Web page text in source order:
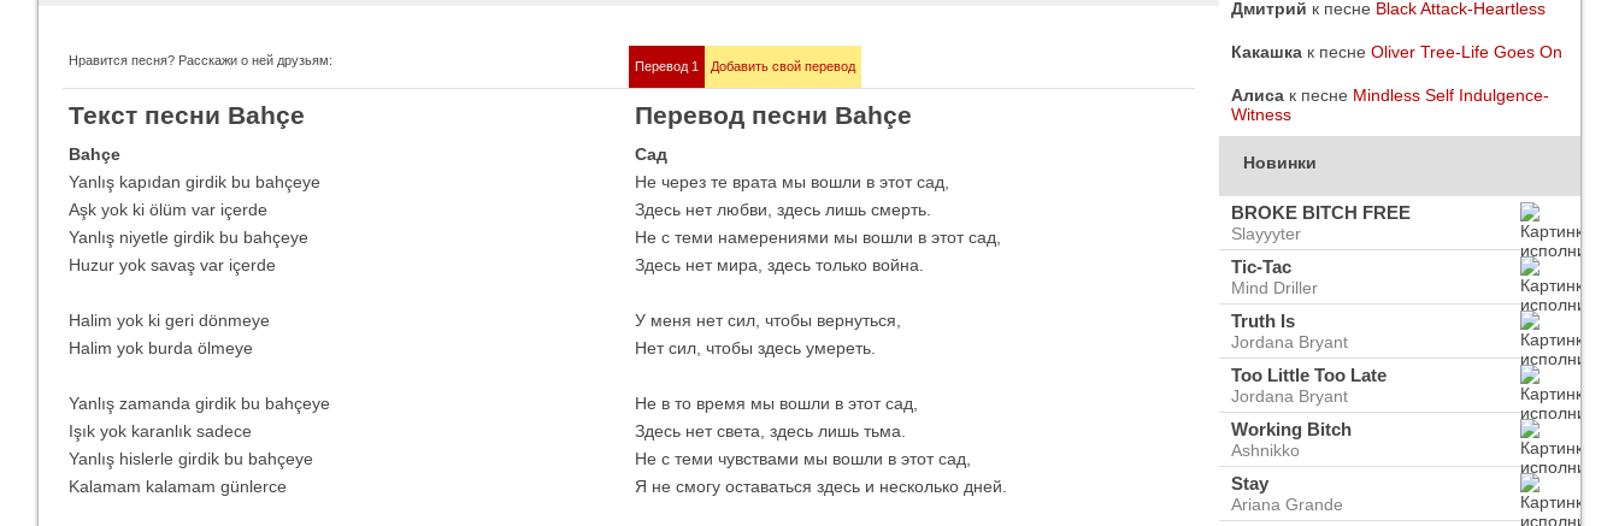
Imagine Dragons
Все песни
Blind Guardian
Все песни
Love me like you do
Нравится песня? Расскажи о ней друзьям:
Текст песни Bahçe
Перевод 1 Добавить свой перевод
Перевод песни Bahçe
Bahçe
Yanlış kapıdan girdik bu bahçeye
Aşk yok ki ölüm var içerde
Yanlış niyetle girdik bu bahçeye
Huzur yok savaş var içerde
Halim yok ki geri dönmeye
Halim yok burda ölmeye
Yanlış zamanda girdik bu bahçeye
Işık yok karanlık sadece
Yanlış hislerle girdik bu bahçeye
Kalamam kalamam günlerce
Сад
Не через те врата мы вошли в этот сад,
Здесь нет любви, здесь лишь смерть.
Не с теми намерениями мы вошли в этот сад,
Здесь нет мира, здесь только война.
У меня нет сил, чтобы вернуться,
Нет сил, чтобы здесь умереть.
Не в то время мы вошли в этот сад,
Здесь нет света, здесь лишь тьма.
Не с теми чувствами мы вошли в этот сад,
Я не смогу оставаться здесь и несколько дней.
Дмитрий к песне Black Attack-Heartless
Какашка к песне Oliver Tree-Life Goes On
Алиса к песне Mindless Self Indulgence-
Witness
Новинки
BROKE BITCH FREE
Slayyyter
Tic-Tac
Mind Driller
Truth Is
Jordana Bryant
Too Little Too Late
Jordana Bryant
Working Bitch
Ashnikko
Stay
Ariana Grande